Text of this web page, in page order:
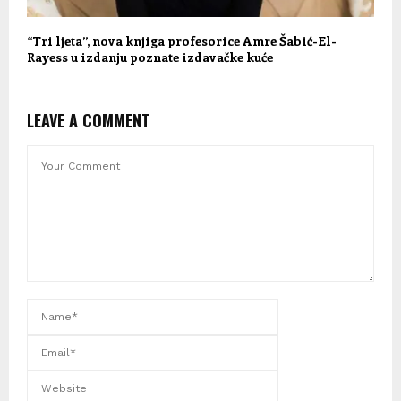
“Tri ljeta”, nova knjiga profesorice Amre Šabić-El-
Rayess u izdanju poznate izdavačke kuće
LEAVE A COMMENT